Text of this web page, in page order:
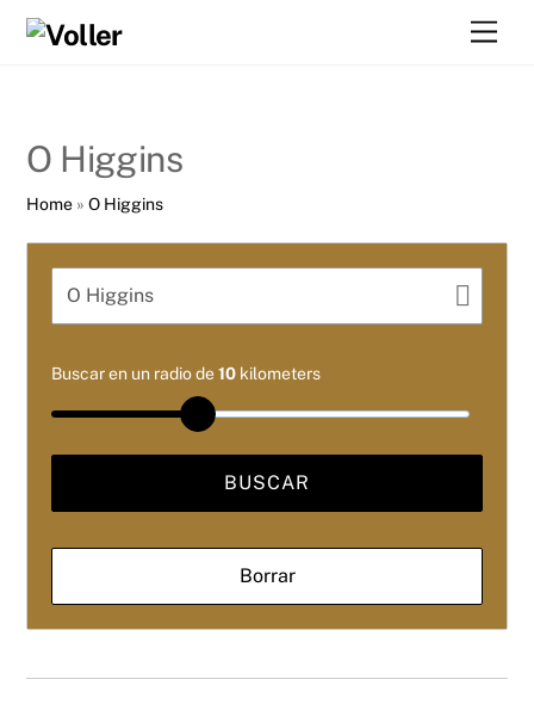
Skip
O Higgins
Home »O Higgins
Buscar en un radio de10 kilometers